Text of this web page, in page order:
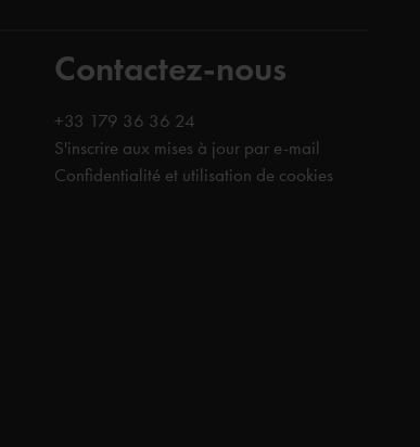
Contactez-nous
+33 179 36 36 24
S'inscrire aux mises à jour par e-mail
Confidentialité et utilisation de cookies